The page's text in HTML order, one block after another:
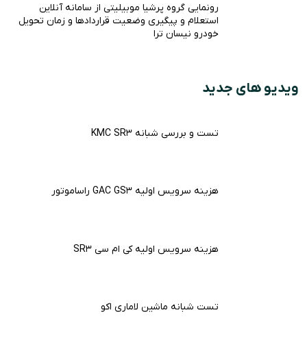
رونمایی گروه پرشیا موبیلیتی از سامانه آنلاین
استعلام و پیگیری وضعیت قراردادها و زمان تحویل
خودرو نیسان ترا
ویدیو های جدید
تست و بررسی شبانه KMC SR3
هزینه سرویس اولیه GAC GS3 راساموتور
هزینه سرویس اولیه کی ام سی SR3
تست شبانه ماشین لاماری اکو